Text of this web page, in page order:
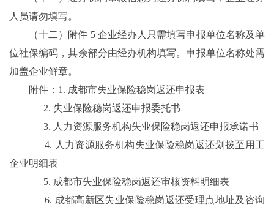
人员请勿填写。
（十二）附件 5 企业经办人只需填写申报单位名称及单
位社保编码，其余部分由经办机构填写。申报单位名称处需
加盖企业鲜章。
附件：1. 成都市失业保险稳岗返还申报表
2. 失业保险稳岗返还申报委托书
3. 人力资源服务机构失业保险稳岗返还申报承诺书
4. 人力资源服务机构失业保险稳岗返还划拨至用工
企业明细表
5. 成都市失业保险稳岗返还审核资料明细表
6. 成都高新区失业保险稳岗返还受理点地址及咨询